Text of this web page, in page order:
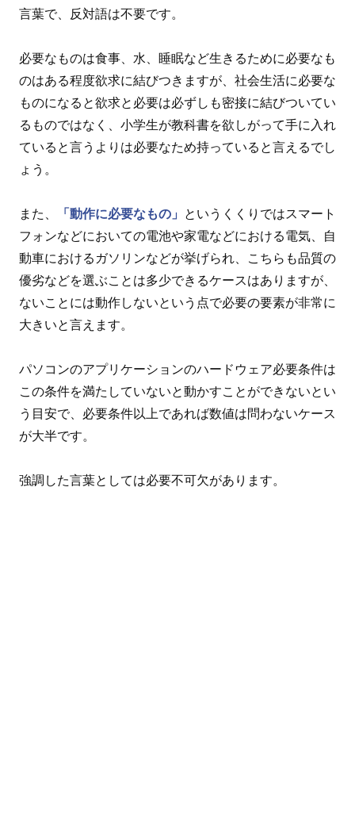
言葉で、反対語は不要です。
必要なものは食事、水、睡眠など生きるために必要なも
のはある程度欲求に結びつきますが、社会生活に必要な
ものになると欲求と必要は必ずしも密接に結びついてい
るものではなく、小学生が教科書を欲しがって手に入れ
ていると言うよりは必要なため持っていると言えるでし
ょう。
また、 「動作に必要なもの」
というくくりではスマート
フォンなどにおいての電池や家電などにおける電気、自
動車におけるガソリンなどが挙げられ、こちらも品質の
優劣などを選ぶことは多少できるケースはありますが、
ないことには動作しないという点で必要の要素が非常に
大きいと言えます。
パソコンのアプリケーションのハードウェア必要条件は
この条件を満たしていないと動かすことができないとい
う目安で、必要条件以上であれば数値は問わないケース
が大半です。
強調した言葉としては必要不可欠があります。